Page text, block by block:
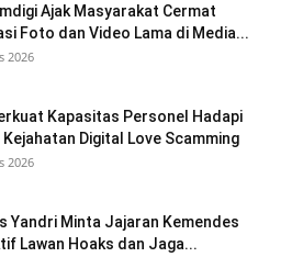
Ajak Masyarakat Cermat
Foto dan Video Lama di Media...
2026
Kapasitas Personel Hadapi
Digital Love Scamming
2026
Yandri Minta Jajaran Kemendes
Lawan Hoaks dan Jaga...